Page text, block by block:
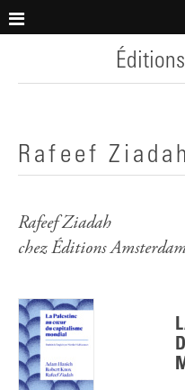
Rafeef Ziadah
Rafeef Ziadah
chez Éditions